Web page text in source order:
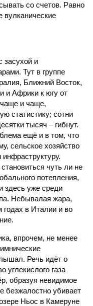
со счетов. Равно
вулканические
засухой и
Тут в группе
Ближний Восток,
и Африки к югу от
и чаще,
статистику; сотни
тысяч – гибнут.
ещё и в том, что
сельское хозяйство
чуть ли не
потепления,
здесь уже среди
Небывалая жара,
в Италии и во
впрочем, не менее
Речь идёт о
углекислого газа
образуя невидимое
безжалостно убивает
Ньос в Камеруне